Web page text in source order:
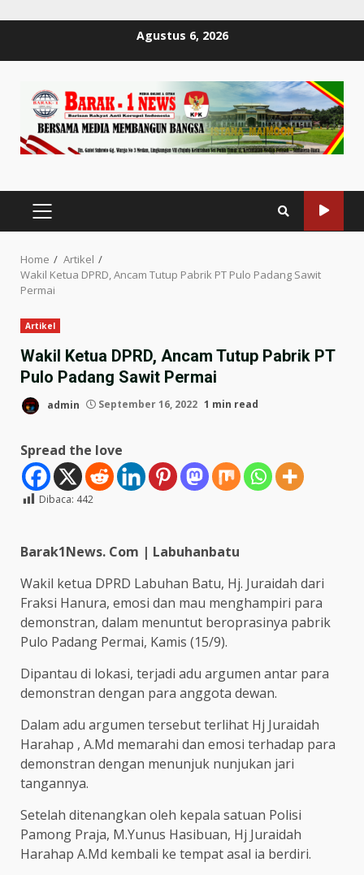
Agustus 6, 2026
PRIMARY
MENU
Home
Artikel
Wakil Ketua DPRD, Ancam Tutup Pabrik PT Pulo Padang Sawit
Permai
Artikel
Wakil Ketua DPRD, Ancam Tutup Pabrik PT
Pulo Padang Sawit Permai
admin September 16, 2022 1 min read
Spread the love
Dibaca: 442
Barak1News. Com | Labuhanbatu
Wakil ketua DPRD Labuhan Batu, Hj. Juraidah dari
Fraksi Hanura, emosi dan mau menghampiri para
demonstran, dalam menuntut beroprasinya pabrik
Pulo Padang Permai, Kamis (15/9).
Dipantau di lokasi, terjadi adu argumen antar para
demonstran dengan para anggota dewan.
Dalam adu argumen tersebut terlihat Hj Juraidah
Harahap , A.Md memarahi dan emosi terhadap para
demonstran dengan menunjuk nunjukan jari
tangannya.
Setelah ditenangkan oleh kepala satuan Polisi
Pamong Praja, M.Yunus Hasibuan, Hj Juraidah
Harahap A.Md kembali ke tempat asal ia berdiri.